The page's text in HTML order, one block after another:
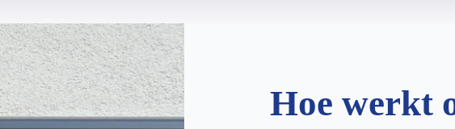
Hoe werkt